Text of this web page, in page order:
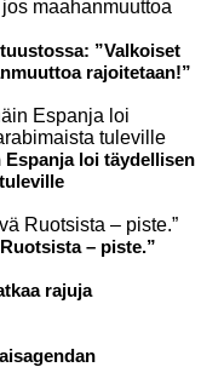
”Valkoiset
rajoitetaan!”
loi täydellisen
– piste.”
rajuja